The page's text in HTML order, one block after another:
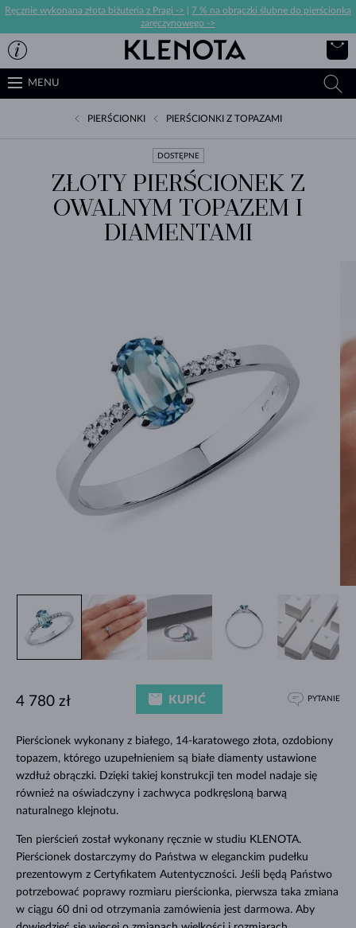
Ręcznie wykonana złota biżuteria z Pragi ->
7 % na obrączki ślubne do pierścionka
zaręczynowego ->
MENU
PIERŚCIONKI PIERŚCIONKI Z TOPAZAMI
DOSTĘPNE
ZŁOTY PIERŚCIONEK Z
OWALNYM TOPAZEM I
DIAMENTAMI
Pierścionek wykonany z białego, 14-karatowego złota, ozdobiony
topazem, którego uzupełnieniem są białe diamenty ustawione
wzdłuż obrączki. Dzięki takiej konstrukcji ten model nadaje się
również na oświadczyny i zachwyca podkręsloną barwą
naturalnego klejnotu.
Ten pierścień został wykonany ręcznie w studiu KLENOTA.
Pierścionek dostarczymy do Państwa w eleganckim pudełku
prezentowym z Certyfikatem Autentyczności. Jeśli będą Państwo
potrzebować poprawy rozmiaru pierścionka, pierwsza taka zmiana
w ciągu 60 dni od otrzymania zamówienia jest darmowa. Aby
4 780 zł KUPIĆ PYTANIE